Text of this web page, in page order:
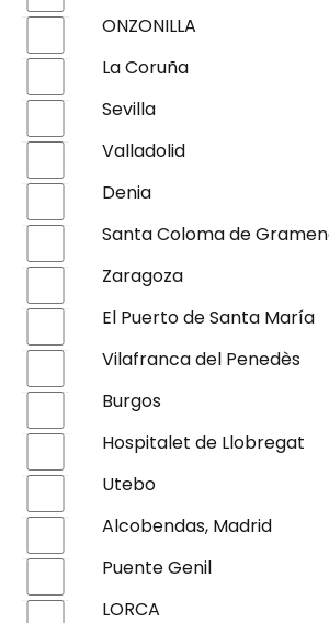
ONZONILLA
La Coruña
Sevilla
Valladolid
Denia
Santa Coloma de
Zaragoza
El Puerto de Santa María
Vilafranca del Penedès
Burgos
Hospitalet de Llobregat
Utebo
Alcobendas, Madrid
Puente Genil
LORCA